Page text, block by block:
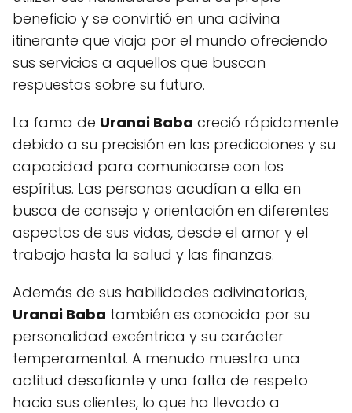
beneficio y se convirtió en una adivina
itinerante que viaja por el mundo ofreciendo
sus servicios a aquellos que buscan
respuestas sobre su futuro.
La fama de Uranai Baba creció rápidamente
debido a su precisión en las predicciones y su
capacidad para comunicarse con los
espíritus. Las personas acudían a ella en
busca de consejo y orientación en diferentes
aspectos de sus vidas, desde el amor y el
trabajo hasta la salud y las finanzas.
Además de sus habilidades adivinatorias,
Uranai Baba también es conocida por su
personalidad excéntrica y su carácter
temperamental. A menudo muestra una
actitud desafiante y una falta de respeto
hacia sus clientes, lo que ha llevado a